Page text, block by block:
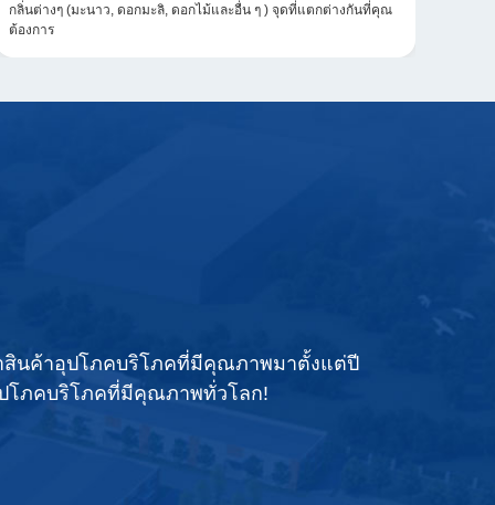
กลิ่นต่างๆ (มะนาว, ดอกมะลิ, ดอกไม้และอื่น ๆ ) จุดที่แตกต่างกันที่คุณ
ต้องการ
สินค้าอุปโภคบริโภคที่มีคุณภาพมาตั้งแต่ปี
โภคบริโภคที่มีคุณภาพทั่วโลก!